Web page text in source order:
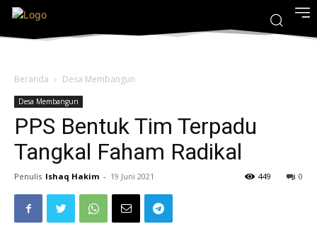
Beranda Desa Membangun
Desa Membangun
PPS Bentuk Tim Terpadu
Tangkal Faham Radikal
Penulis Ishaq Hakim - 19 Juni 2021 0
449